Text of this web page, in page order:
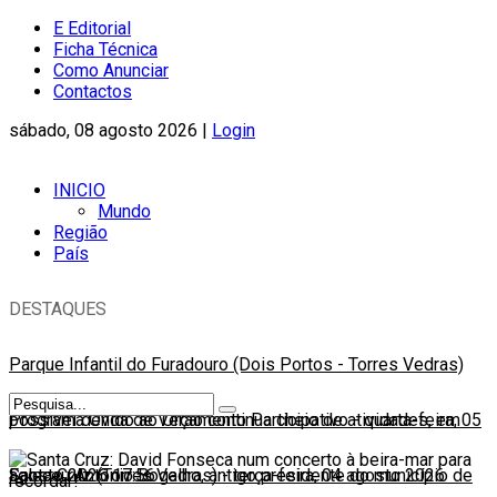
E Editorial
Ficha Técnica
Como Anunciar
Contactos
sábado, 08 agosto 2026 | Login
INICIO
Mundo
Região
País
DESTAQUES
Parque Infantil do Furadouro (Dois Portos - Torres Vedras)
possível devido ao Orçamento Participativo-quarta-feira, 05
agosto 2026 17:56
Programa Onda de Verão continua cheio de atividades, em
Santa Cruz (Torres Vedras)-terça-feira, 04 agosto 2026
Faleceu António Bogalho, antigo presidente do município de